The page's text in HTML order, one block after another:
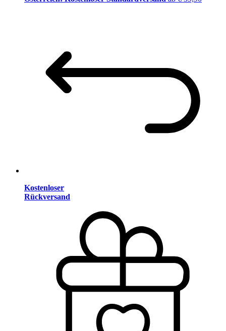
Kostenloser
Rückversand